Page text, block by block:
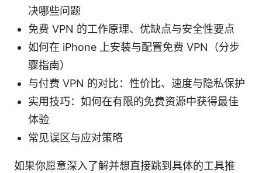
决哪些问题
免费 VPN 的工作原理、优缺点与安全性要点
如何在 iPhone 上安装与配置免费 VPN（分步
骤指南）
与付费 VPN 的对比：性价比、速度与隐私保护
实用技巧：如何在有限的免费资源中获得最佳
体验
常见误区与应对策略
如果你愿意深入了解并想直接跳到具体的工具推